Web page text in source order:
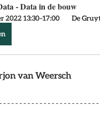
- Data in de bouw
2022 13:30–17:00
De
van Weersch